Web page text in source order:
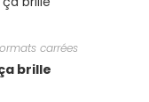
carrées
brille